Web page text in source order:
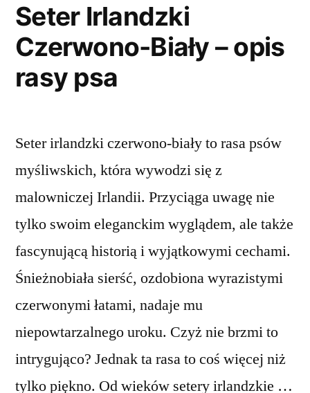
psa”
Seter Irlandzki
Czerwono-Biały – opis
rasy psa
Seter irlandzki czerwono-biały to rasa psów
myśliwskich, która wywodzi się z
malowniczej Irlandii. Przyciąga uwagę nie
tylko swoim eleganckim wyglądem, ale także
fascynującą historią i wyjątkowymi cechami.
Śnieżnobiała sierść, ozdobiona wyrazistymi
czerwonymi łatami, nadaje mu
niepowtarzalnego uroku. Czyż nie brzmi to
intrygująco? Jednak ta rasa to coś więcej niż
tylko piękno. Od wieków setery irlandzkie …